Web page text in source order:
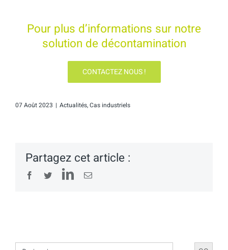
Pour plus d’informations sur notre
solution de décontamination
CONTACTEZ NOUS !
07 Août 2023 | Actualités,Cas industriels
Partagez cet article :
FacebookTwitterLinkedIn
Email
Search